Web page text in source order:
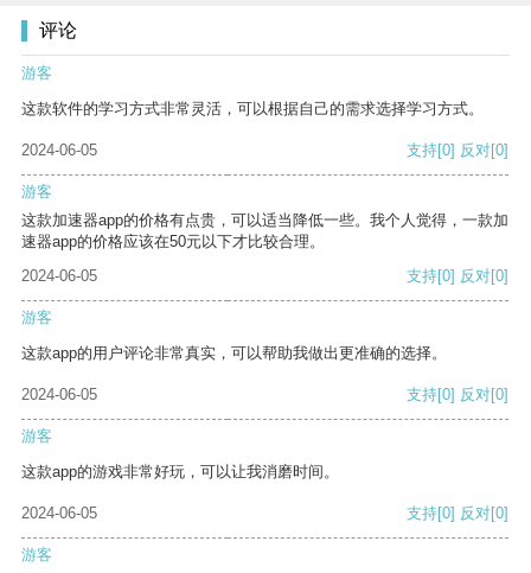
评论
游客
这款软件的学习方式非常灵活，可以根据自己的需求选择学习方式。
2024-06-05 支持[0] 反对[0]
游客
这款加速器app的价格有点贵，可以适当降低一些。我个人觉得，一款加
速器app的价格应该在50元以下才比较合理。
2024-06-05
支持[0] 反对[0]
游客
这款app的用户评论非常真实，可以帮助我做出更准确的选择。
2024-06-05 支持[0] 反对[0]
游客
这款app的游戏非常好玩，可以让我消磨时间。
2024-06-05 支持[0] 反对[0]
游客